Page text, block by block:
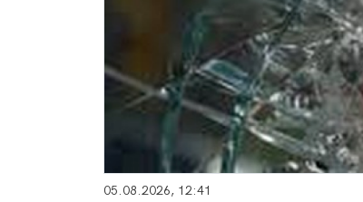
05.08.2026, 12:41